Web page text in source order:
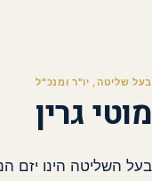
בעל שליטה, יו"ר ומנכ"ל
מוטי גרין
בעל השליטה הינו יזם